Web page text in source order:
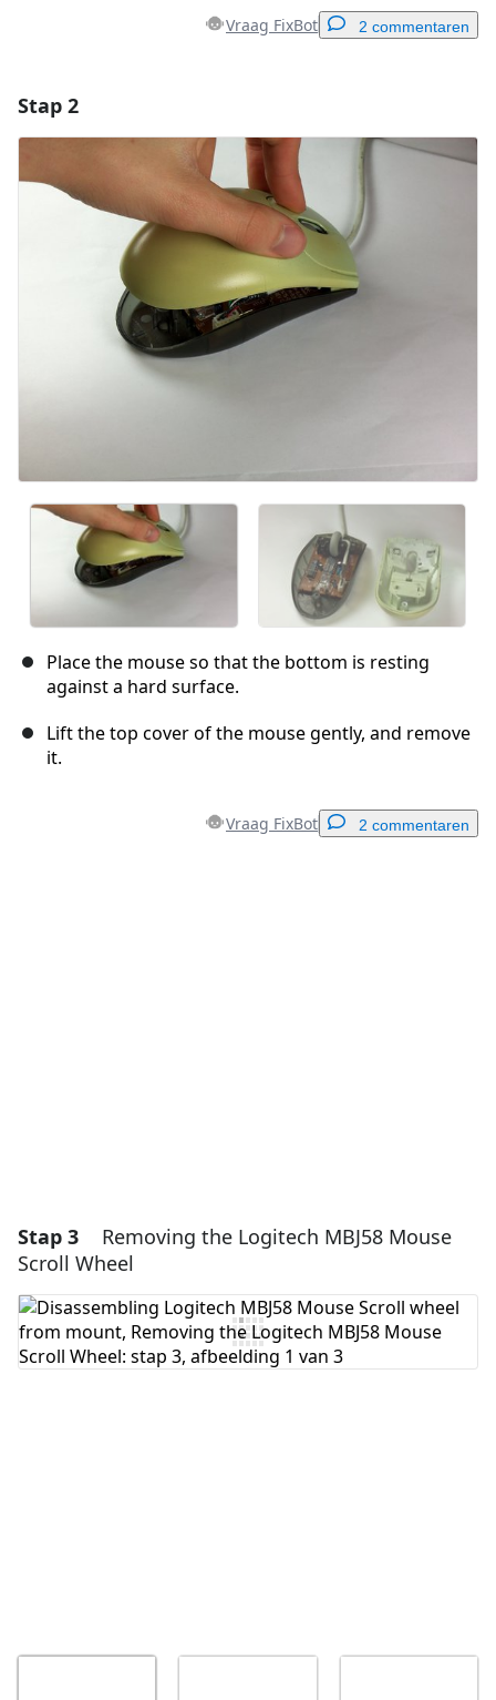
Vraag FixBot 2 commentaren
Voeg opmerking toe
Annuleren Plaats opmerking
Stap 2
Place the mouse so that the bottom is resting
against a hard surface.
Lift the top cover of the mouse gently, and remove
it.
Vraag FixBot 2 commentaren
Stap 3
Removing the Logitech MBJ58 Mouse
Scroll Wheel